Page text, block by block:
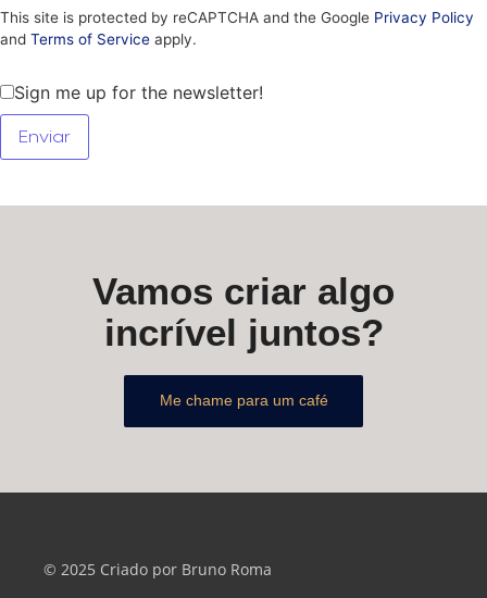
This site is protected by reCAPTCHA and the Google Privacy Policy
and Terms of Service apply.
Sign me up for the newsletter!
Vamos criar algo
incrível juntos?
Me chame para um café
© 2025 Criado por Bruno Roma